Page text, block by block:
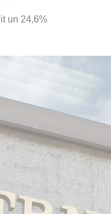
un 24,6%